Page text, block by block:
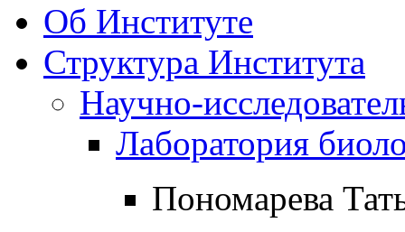
Об Институте
Структура Института
Научно-
Лаборатория
Пономарева